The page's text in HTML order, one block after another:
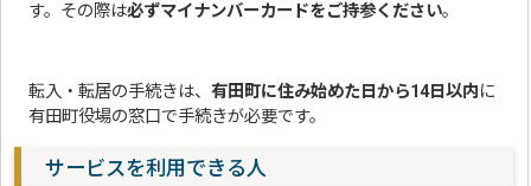
す。その際は必ずマイナンバーカードをご持参ください。
転入・転居の手続きは、有田町に住み始めた日から14日以内に
有田町役場の窓口で手続きが必要です。
サービスを利用できる人